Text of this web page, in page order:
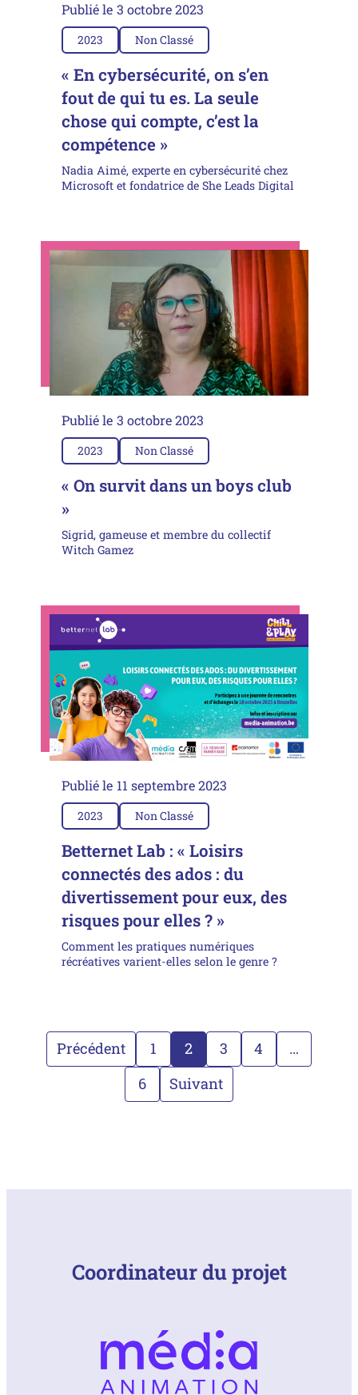
Publié le 3 octobre 2023
2023 Non Classé
« En cybersécurité, on s’en
fout de qui tu es. La seule
chose qui compte, c’est la
compétence »
Nadia Aimé, experte en cybersécurité chez
Microsoft et fondatrice de She Leads Digital
Publié le 3 octobre 2023
2023 Non Classé
« On survit dans un boys club
»
Sigrid, gameuse et membre du collectif
Witch Gamez
Publié le 11 septembre 2023
2023 Non Classé
Betternet Lab : « Loisirs
connectés des ados : du
divertissement pour eux, des
risques pour elles ? »
Comment les pratiques numériques
récréatives varient-elles selon le genre ?
Précédent 1 2 3 4
…
6
Suivant
Coordinateur du projet